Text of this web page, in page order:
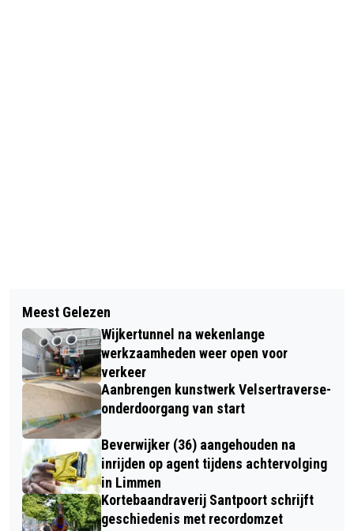
DIT WEEKEND WEER JAARLIJKSE
OOIEVAARSTELLING
BOSW8ER IN DE KLAS - AFLEVERING
9: WINTERGASTEN
Meest Gelezen
Wijkertunnel na wekenlange
werkzaamheden weer open voor
verkeer
Aanbrengen kunstwerk Velsertraverse-
onderdoorgang van start
Beverwijker (36) aangehouden na
inrijden op agent tijdens achtervolging
in Limmen
Kortebaandraverij Santpoort schrijft
geschiedenis met recordomzet